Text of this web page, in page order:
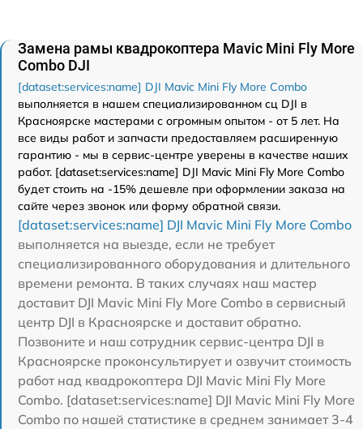
Замена рамы квадрокоптера Mavic Mini Fly More
Combo DJI
[dataset:services:name] DJI Mavic Mini Fly More Combo
выполняется в нашем специализированном сц DJI в
Красноярске мастерами с огромным опытом - от 5 лет. На
все виды работ и запчасти предоставляем расширенную
гарантию - мы в сервис-центре уверены в качестве наших
работ. [dataset:services:name] DJI Mavic Mini Fly More Combo
будет стоить на -15% дешевле при оформлении заказа на
сайте через звонок или форму обратной связи.
[dataset:services:name] DJI Mavic Mini Fly More Combo
выполняется на выезде, если не требует
специализированного оборудования и длительного
времени ремонта. В таких случаях наш мастер
доставит DJI Mavic Mini Fly More Combo в сервисный
центр DJI в Красноярске и доставит обратно.
Позвоните и наш сотрудник сервис-центра DJI в
Красноярске проконсультирует и озвучит стоимость
работ над квадрокоптера DJI Mavic Mini Fly More
Combo. [dataset:services:name] DJI Mavic Mini Fly More
Combo по нашей статистике в среднем занимает 3-4